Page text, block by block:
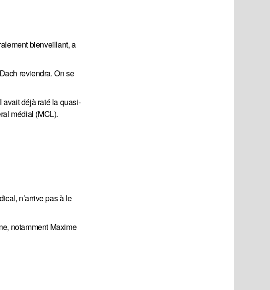
bienveillant, a
reviendra. On se
déjà raté la quasi-
médial (MCL).
n’arrive pas à le
notamment Maxime